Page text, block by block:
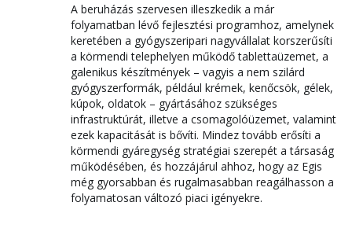
A beruházás szervesen illeszkedik a már
folyamatban lévő fejlesztési programhoz, amelynek
keretében a gyógyszeripari nagyvállalat korszerűsíti
a körmendi telephelyen működő tablettaüzemet, a
galenikus készítmények – vagyis a nem szilárd
gyógyszerformák, például krémek, kenőcsök, gélek,
kúpok, oldatok – gyártásához szükséges
infrastruktúrát, illetve a csomagolóüzemet, valamint
ezek kapacitását is bővíti. Mindez tovább erősíti a
körmendi gyáregység stratégiai szerepét a társaság
működésében, és hozzájárul ahhoz, hogy az Egis
még gyorsabban és rugalmasabban reagálhasson a
folyamatosan változó piaci igényekre.